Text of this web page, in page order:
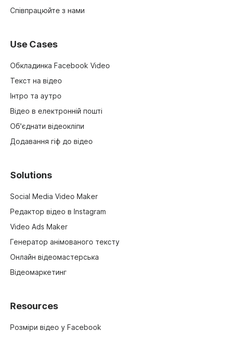
Співпрацюйте з нами
Use Cases
Обкладинка Facebook Video
Текст на відео
Інтро та аутро
Відео в електронній пошті
Об'єднати відеокліпи
Додавання гіф до відео
Solutions
Social Media Video Maker
Редактор відео в Instagram
Video Ads Maker
Генератор анімованого тексту
Онлайн відеомастерська
Відеомаркетинг
Resources
Розміри відео у Facebook